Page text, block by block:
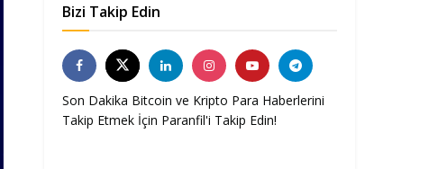
Bizi Takip Edin
Son Dakika Bitcoin ve Kripto Para Haberlerini
Takip Etmek İçin Paranfil'i Takip Edin!